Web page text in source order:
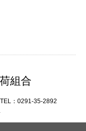
組合
：0291-35-2892